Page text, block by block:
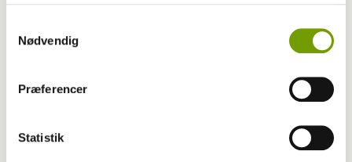
Nødvendig
Præferencer
Statistik
Udstilling